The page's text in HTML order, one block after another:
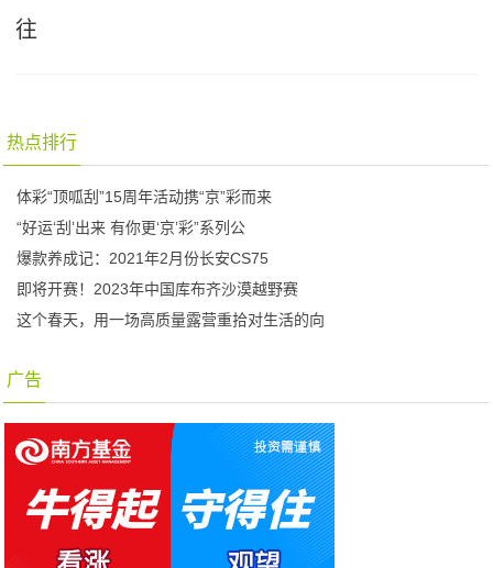
往
热点排行
体彩“顶呱刮”15周年活动携“京”彩而来
“好运‘刮’出来 有你更‘京’彩”系列公
爆款养成记：2021年2月份长安CS75
即将开赛！2023年中国库布齐沙漠越野赛
这个春天，用一场高质量露营重拾对生活的向
广告